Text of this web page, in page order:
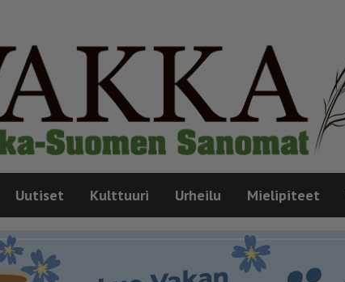
Uutiset Kulttuuri Urheilu Mielipiteet